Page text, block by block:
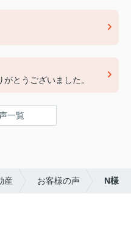
とうございました。
一覧
産 お客様の声 N様